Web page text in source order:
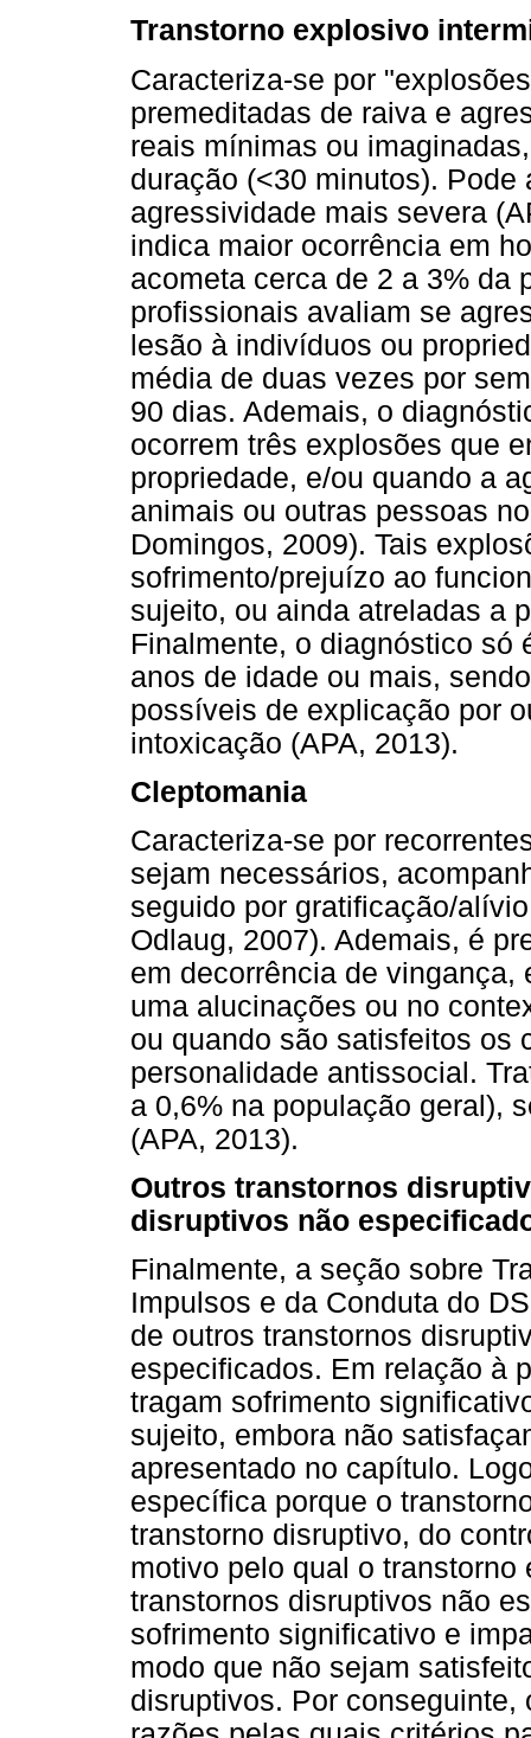
Transtorno explosivo
Caracteriza-se por
premeditadas de raiva e
reais mínimas ou
duração (<30 minutos).
agressividade mais severa
indica maior ocorrência em
acometa cerca de 2 a 3% da
profissionais avaliam se
lesão à indivíduos ou
média de duas vezes por
90 dias. Ademais, o
ocorrem três explosões que
propriedade, e/ou quando a
animais ou outras pessoas
Domingos, 2009). Tais
sofrimento/prejuízo ao
sujeito, ou ainda atreladas a
Finalmente, o diagnóstico só
anos de idade ou mais,
possíveis de explicação por
intoxicação (APA, 2013).
Cleptomania
Caracteriza-se por
sejam necessários,
seguido por gratificação/
Odlaug, 2007). Ademais, é
em decorrência de
uma alucinações ou no
ou quando são satisfeitos os
personalidade antissocial.
a 0,6% na população geral),
(APA, 2013).
Outros transtornos
disruptivos não
Finalmente, a seção sobre
Impulsos e da Conduta do
de outros transtornos
especificados. Em relação à
tragam sofrimento
sujeito, embora não
apresentado no capítulo.
específica porque o
transtorno disruptivo, do
motivo pelo qual o
transtornos disruptivos não
sofrimento significativo e
modo que não sejam
disruptivos. Por